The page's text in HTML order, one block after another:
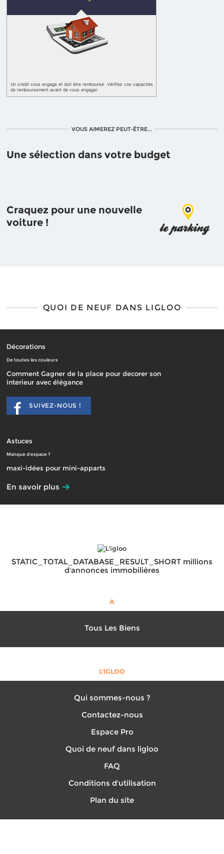
VOUS AIMEREZ PEUT-ÊTRE...
Une sélection dans votre budget
Craquez pour une nouvelle
voiture !
QUOI DE NEUF DANS LIGLOO
Décorations
De toutes les couleurs
Comment Gagner de la place pour decorer son
interieur avec élégance
SUIVEZ-NOUS !
Astuces
Manque d'espace ?
maxi-idées pour mini-apparts
En savoir plus
STATIC_TOTAL_DATABASE_RESULT_SHORT millions
d'annonces immobilières
A
Tous Les Biens
L'IGLOO
Qui sommes-nous ?
Contactez-nous
Espace Pro
Quoi de neuf dans ligloo
FAQ
Conditions d'utilisation
Plan du site